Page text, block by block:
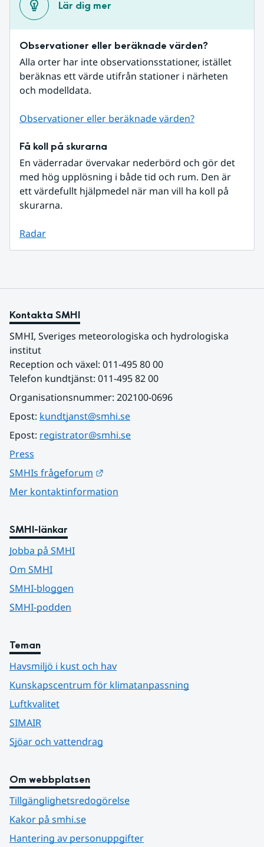
Lär dig mer
Observationer eller beräknade värden?
Alla orter har inte observationsstationer, istället
beräknas ett värde utifrån stationer i närheten
och modelldata.
Observationer eller beräknade värden?
Få koll på skurarna
En väderradar övervakar nederbörd och gör det
med hög upplösning i både tid och rum. Den är
ett värdefullt hjälpmedel när man vill ha koll på
skurarna.
Radar
Kontakta SMHI
SMHI, Sveriges meteorologiska och hydrologiska
institut
Reception och växel: 011-495 80 00
Telefon kundtjänst: 011-495 82 00
Organisationsnummer: 202100-0696
Epost: kundtjanst@smhi.se
Epost: registrator@smhi.se
Press
SMHIs frågeforum
Mer kontaktinformation
SMHI-länkar
Jobba på SMHI
Om SMHI
SMHI-bloggen
SMHI-podden
Teman
Havsmiljö i kust och hav
Kunskapscentrum för klimatanpassning
Luftkvalitet
SIMAIR
Sjöar och vattendrag
Om webbplatsen
Tillgänglighetsredogörelse
Kakor på smhi.se
Hantering av personuppgifter